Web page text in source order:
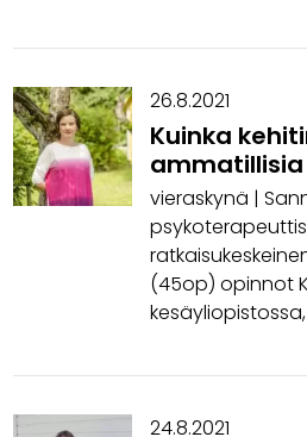
26.8.2021
Kuinka
Kainuun
miten
vieraskynä |
(45op) opinnot
kesäyliopistossa,
24.8.2021